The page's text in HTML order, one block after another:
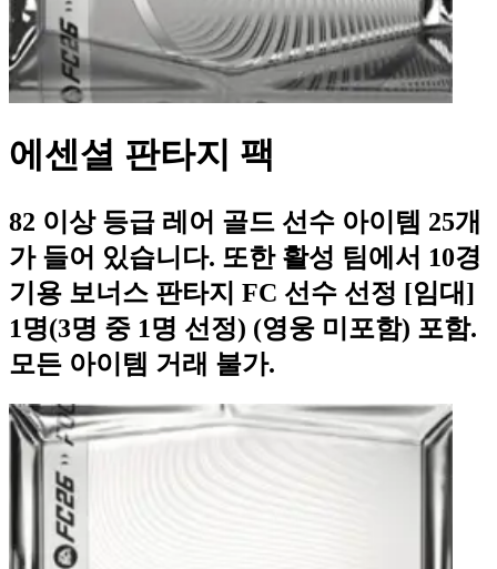
에센셜 판타지 팩
82 이상 등급 레어 골드 선수 아이템 25개
가 들어 있습니다. 또한 활성 팀에서 10경
기용 보너스 판타지 FC 선수 선정 [임대]
1명(3명 중 1명 선정) (영웅 미포함) 포함.
모든 아이템 거래 불가.